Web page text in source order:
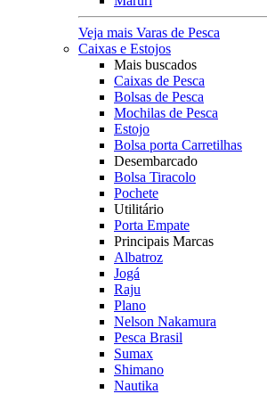
Veja mais Varas de Pesca
Caixas e Estojos
Mais buscados
Caixas de Pesca
Bolsas de Pesca
Mochilas de Pesca
Estojo
Bolsa porta Carretilhas
Desembarcado
Bolsa Tiracolo
Pochete
Utilitário
Porta Empate
Principais Marcas
Albatroz
Jogá
Raju
Plano
Nelson Nakamura
Pesca Brasil
Sumax
Shimano
Nautika